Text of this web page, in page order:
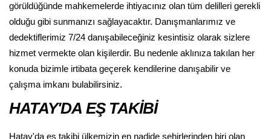
görüldüğünde mahkemelerde ihtiyacınız olan tüm delilleri gerekli
olduğu gibi sunmanızı sağlayacaktır. Danışmanlarımız ve
dedektiflerimiz 7/24 danışabileceğiniz kesintisiz olarak sizlere
hizmet vermekte olan kişilerdir. Bu nedenle aklınıza takılan her
konuda bizimle irtibata geçerek kendilerine danışabilir ve
çalışma imkanı bulabilirsiniz.
HATAY'DA EŞ TAKİBİ
Hatay'da eş takibi ülkemizin en nadide şehirlerinden biri olan